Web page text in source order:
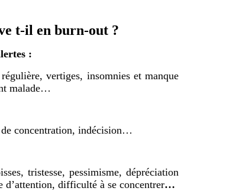
t-il en burn-out ?
:
vertiges, insomnies et manque
malade…
concentration, indécision…
tristesse, pessimisme, dépréciation
d’attention, difficulté à se concentrer…